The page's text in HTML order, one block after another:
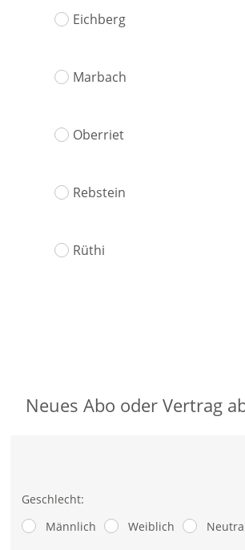
Eichberg
Marbach
Oberriet
Rebstein
Rüthi
Neues Abo oder Vertrag
Geschlecht:
Männlich
Weiblich